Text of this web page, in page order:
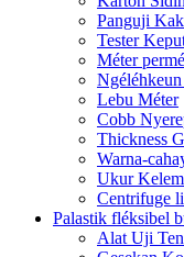
Panguji
Tester
Méter
Lebu Méter
Cobb
Thickness
Warna-
Ukur
Centrifuge
Palastik fléksibel
Alat Uji